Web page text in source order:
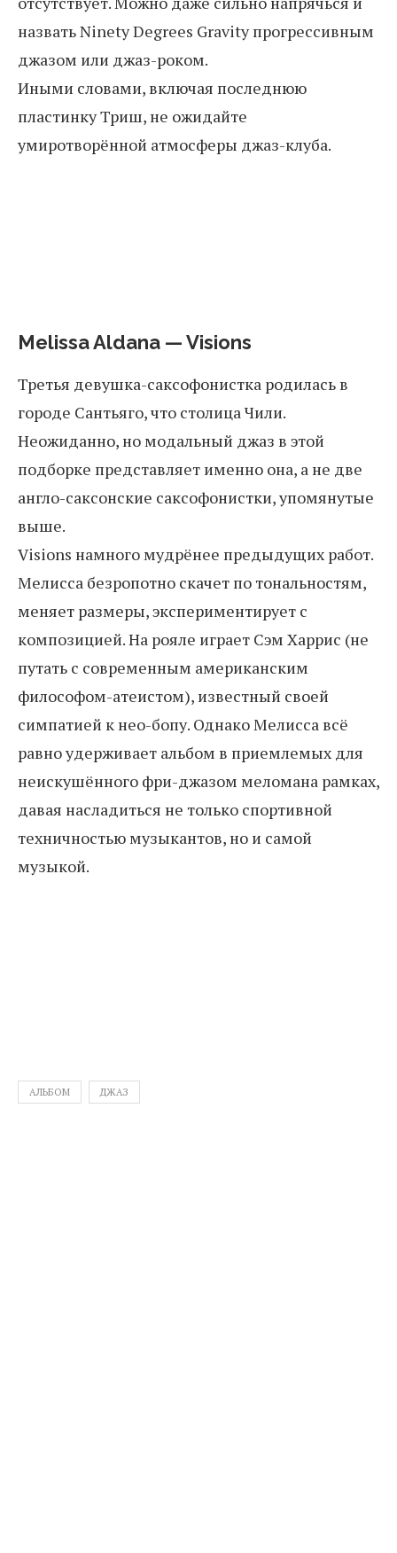
назвать Ninety Degrees Gravity прогрессивным
джазом или джаз-роком.
Иными словами, включая последнюю
пластинку Триш, не ожидайте
умиротворённой атмосферы джаз-клуба.
Melissa Aldana — Visions
Третья девушка-саксофонистка родилась в
городе Сантьяго, что столица Чили.
Неожиданно, но модальный джаз в этой
подборке представляет именно она, а не две
англо-саксонские саксофонистки, упомянутые
выше.
Visions намного мудрёнее предыдущих работ.
Мелисса безропотно скачет по тональностям,
меняет размеры, экспериментирует с
композицией. На рояле играет Сэм Харрис (не
путать с современным американским
философом-атеистом), известный своей
симпатией к нео-бопу. Однако Мелисса всё
равно удерживает альбом в приемлемых для
неискушённого фри-джазом меломана рамках,
давая насладиться не только спортивной
техничностью музыкантов, но и самой
музыкой.
АЛЬБОМ ДЖАЗ